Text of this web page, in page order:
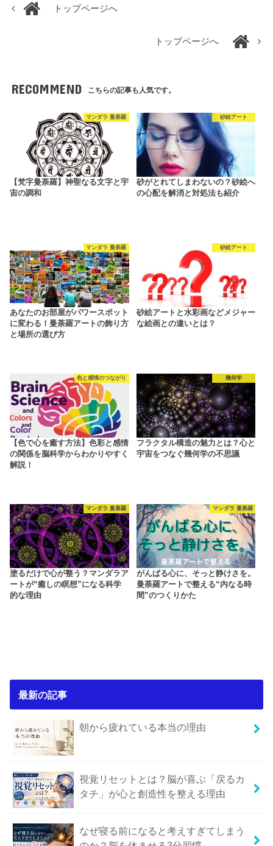
トップページへ
トップページへ
RECOMMEND こちらの記事も人気です。
マンダラ 曼荼羅
【梵字曼荼羅】神聖なる文字と宇
宙の調和
砂絵アート
砂がとれてしまわないの？砂絵へ
の心配を解消と対処法も紹介
マンダラ 曼荼羅
あなたのお部屋がパワースポット
に変わる！曼荼羅アートの飾り方
と場所の選び方
砂絵アート
砂絵アートと水彩画などメジャー
な絵画との違いとは？
色と感情のつながり
【色で心を癒す方法】色彩と感情
の関係を脳科学からわかりやすく
解説！
幾何学
フラクタル構造の魅力とは？心と
宇宙をつなぐ幾何学の不思議
マンダラ 曼荼羅
塗るだけで心が整う？マンダラア
ートが“癒しの瞑想”になる科学
的な理由
マンダラ 曼荼羅
がんばる心に、そっと静けさを。
曼荼羅アートで整える“内なる時
間”のつくりかた
最新の記事
朝から疲れている本当の理由
視覚リセットとは？脳が喜ぶ「戻るカ
タチ」が心と創造性を整える理由
なぜ寝る前になると考えすぎてしまう